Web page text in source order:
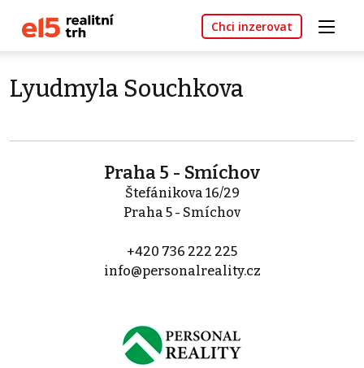
Chci inzerovat
Lyudmyla Souchkova
Praha 5 - Smíchov
Štefánikova 16/29
Praha 5 - Smíchov
+420 736 222 225
info@personalreality.cz